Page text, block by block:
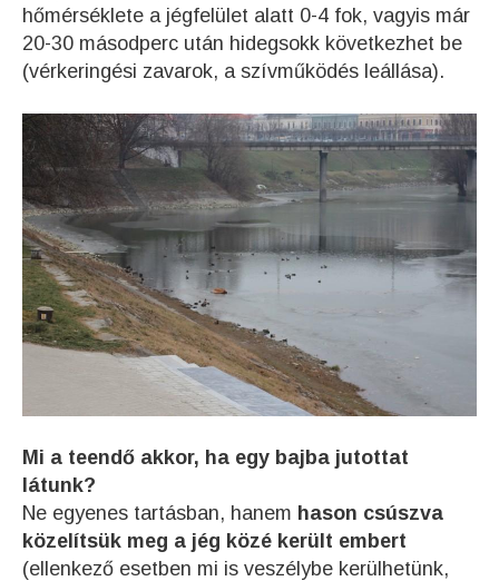
hőmérséklete a jégfelület alatt 0-4 fok, vagyis már
20-30 másodperc után hidegsokk következhet be
(vérkeringési zavarok, a szívműködés leállása).
Mi a teendő akkor, ha egy bajba jutottat
látunk?
Ne egyenes tartásban, hanem hason csúszva
közelítsük meg a jég közé került embert
(ellenkező esetben mi is veszélybe kerülhetünk,